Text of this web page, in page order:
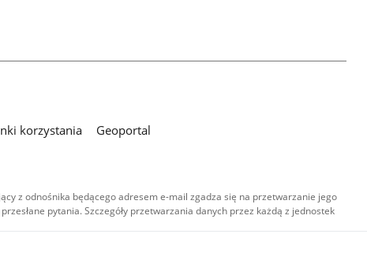
korzystania
Geoportal
z odnośnika będącego adresem e-mail zgadza się na przetwarzanie jego
pytania. Szczegóły przetwarzania danych przez każdą z jednostek